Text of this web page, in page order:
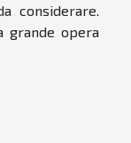
considerare.
grande opera